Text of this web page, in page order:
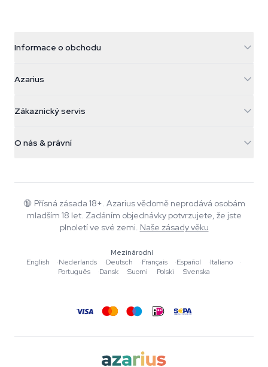
Informace o obchodu
Galvaniweg 11
Nederland
+31(0)204897914
Azarius
Kouzelné houby
Smokeshop
Zákaznický servis
Pravidla vrácení
Časté dotazy
Zásady ochrany osobních údajů
O nás & právní
Wiki
Blog
Autoři
Nástroje a kalkulačky
🔞 Přísná zásada 18+. Azarius vědomě neprodává osobám
mladším 18 let. Zadáním objednávky potvrzujete, že jste
plnoletí ve své zemi. Naše zásady věku
Mezinárodní
English
·Nederlands ·Deutsch ·Français ·Español ·Italiano
·
Português
·Dansk ·Suomi ·Polski ·Svenska